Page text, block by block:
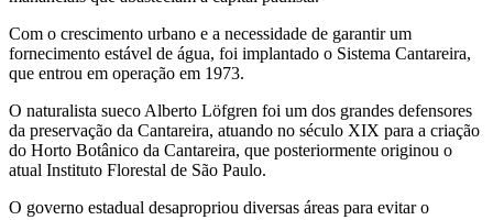
Com o crescimento urbano e a necessidade de garantir um
fornecimento estável de água, foi implantado o Sistema Cantareira,
que entrou em operação em 1973.
O naturalista sueco Alberto Löfgren foi um dos grandes defensores
da preservação da Cantareira, atuando no século XIX para a criação
do Horto Botânico da Cantareira, que posteriormente originou o
atual Instituto Florestal de São Paulo.
O governo estadual desapropriou diversas áreas para evitar o